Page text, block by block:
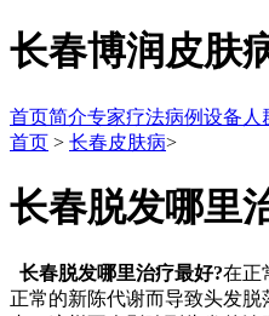
长春博润皮肤
首页简介专家疗法病例设备 人
首页 > 长春皮肤病>
长春脱发哪里
长春脱发哪里治疗最好?在正
正常的新陈代谢而导致头发